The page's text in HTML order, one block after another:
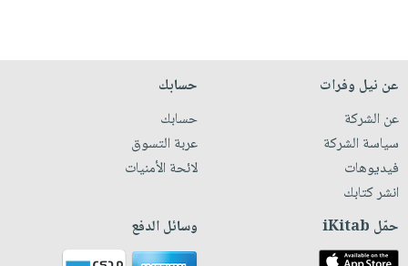
عن نيل وفرات
عن الشركة
سياسة الشركة
فيديوهات
انشر كتابك
حسابك
حسابك
عربة التسوق
لائحة الأمنيات
حمّل iKitab وسائل الدفع